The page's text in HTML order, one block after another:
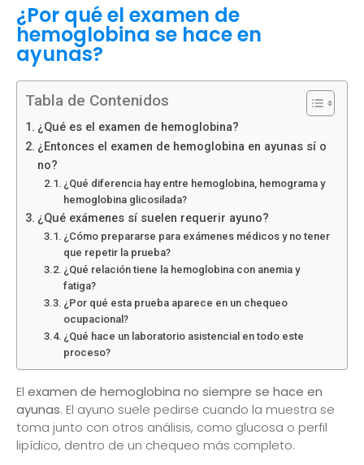
¿Por qué el examen de
hemoglobina se hace en
ayunas?
Tabla de Contenidos
¿Qué es el examen de hemoglobina?
¿Entonces el examen de hemoglobina en ayunas sí o
no?
¿Qué diferencia hay entre hemoglobina, hemograma y
hemoglobina glicosilada?
¿Qué exámenes sí suelen requerir ayuno?
¿Cómo prepararse para exámenes médicos y no tener
que repetir la prueba?
¿Qué relación tiene la hemoglobina con anemia y
fatiga?
¿Por qué esta prueba aparece en un chequeo
ocupacional?
¿Qué hace un laboratorio asistencial en todo este
proceso?
El examen de hemoglobina no siempre se hace en
ayunas. El ayuno suele pedirse cuando la muestra se
toma junto con otros análisis, como glucosa o perfil
lipídico, dentro de un chequeo más completo.